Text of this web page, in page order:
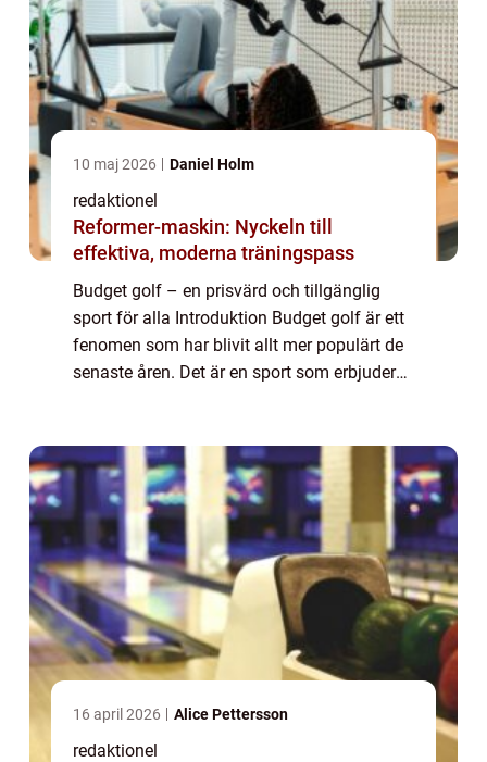
10 maj 2026 Daniel Holm
redaktionel
Reformer-maskin: Nyckeln till
effektiva, moderna träningspass
Budget golf – en prisvärd och tillgänglig
sport för alla Introduktion Budget golf är ett
fenomen som har blivit allt mer populärt de
senaste åren. Det är en sport som erbjuder
16 april 2026 Alice Pettersson
redaktionel